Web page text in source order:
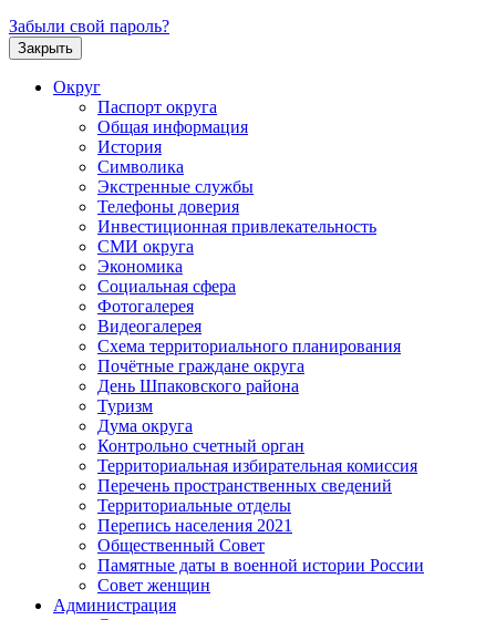
Забыли свой пароль?
Закрыть
Округ
Паспорт округа
Общая информация
История
Символика
Экстренные службы
Телефоны доверия
Инвестиционная привлекательность
СМИ округа
Экономика
Социальная сфера
Фотогалерея
Видеогалерея
Схема территориального планирования
Почётные граждане округа
День Шпаковского района
Туризм
Дума округа
Контрольно счетный орган
Территориальная избирательная комиссия
Перечень пространственных сведений
Территориальные отделы
Перепись населения 2021
Общественный Совет
Памятные даты в военной истории России
Совет женщин
Администрация